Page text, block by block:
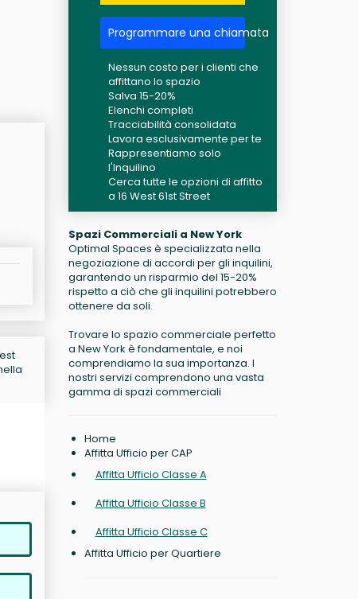
Programmare una chiamata
Nessun costo per i clienti che
affittano lo spazio
Salva 15-20%
Elenchi completi
Tracciabilità consolidata
Lavora esclusivamente per te
Rappresentiamo solo
l'Inquilino
Cerca tutte le opzioni di affitto
a 16 West 61st Street
Spazi Commerciali a New York
Optimal Spaces è specializzata nella
negoziazione di accordi per gli inquilini,
garantendo un risparmio del 15-20%
rispetto a ciò che gli inquilini potrebbero
ottenere da soli.
Trovare lo spazio commerciale perfetto
a New York è fondamentale, e noi
comprendiamo la sua importanza. I
nostri servizi comprendono una vasta
gamma di spazi commerciali
Home
Affitta Ufficio per CAP
Affitta Ufficio Classe A
Affitta Ufficio Classe B
Affitta Ufficio Classe C
Affitta Ufficio per Quartiere